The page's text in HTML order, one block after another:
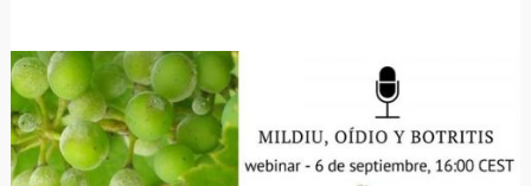
Webinar
final
del
proyecto
de
innovación
VITICAST